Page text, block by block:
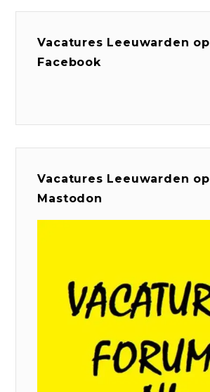
Vacatures Leeuwarden op
Facebook
Vacatures Leeuwarden op
Mastodon